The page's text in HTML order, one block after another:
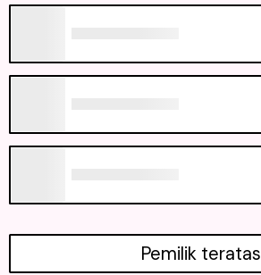
Pemilik teratas